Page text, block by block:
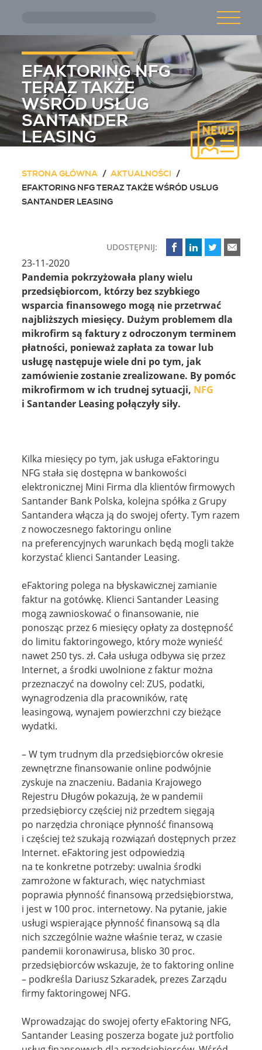
AKTUALNOŚCI
OFERTA
KARIERA
ZALOGUJ
EFAKTORING NFG
TERAZ TAKŻE
WŚRÓD USŁUG
SANTANDER
LEASING
STRONA GŁÓWNA
AKTUALNOŚCI
EFAKTORING NFG TERAZ TAKŻE WŚRÓD USŁUG
SANTANDER LEASING
UDOSTĘPNIJ:
23-11-2020
Pandemia pokrzyżowała plany wielu
przedsiębiorcom, którzy bez szybkiego
wsparcia finansowego mogą nie przetrwać
najbliższych miesięcy. Dużym problemem dla
mikrofirm są faktury z odroczonym terminem
płatności, ponieważ zapłata za towar lub
usługę następuje wiele dni po tym, jak
zamówienie zostanie zrealizowane. By pomóc
mikrofirmom w ich trudnej sytuacji, NFG
i Santander Leasing połączyły siły.
Kilka miesięcy po tym, jak usługa eFaktoringu
NFG stała się dostępna w bankowości
elektronicznej Mini Firma dla klientów firmowych
Santander Bank Polska, kolejna spółka z Grupy
Santandera włącza ją do swojej oferty. Tym razem
z nowoczesnego faktoringu online
na preferencyjnych warunkach będą mogli także
korzystać klienci Santander Leasing.
eFaktoring polega na błyskawicznej zamianie
faktur na gotówkę. Klienci Santander Leasing
mogą zawnioskować o finansowanie, nie
ponosząc przez 6 miesięcy opłaty za dostępność
do limitu faktoringowego, który może wynieść
nawet 250 tys. zł. Cała usługa odbywa się przez
Internet, a środki uwolnione z faktur można
przeznaczyć na dowolny cel: ZUS, podatki,
wynagrodzenia dla pracowników, ratę
leasingową, wynajem powierzchni czy bieżące
wydatki.
– W tym trudnym dla przedsiębiorców okresie
zewnętrzne finansowanie online podwójnie
zyskuje na znaczeniu. Badania Krajowego
Rejestru Długów pokazują, że w pandemii
przedsiębiorcy częściej niż przedtem sięgają
po narzędzia chroniące płynność finansową
i częściej też szukają rozwiązań dostępnych przez
Internet. eFaktoring jest odpowiedzią
na te konkretne potrzeby: uwalnia środki
zamrożone w fakturach, więc natychmiast
poprawia płynność finansową przedsiębiorstwa,
i jest w 100 proc. internetowy. Na pytanie, jakie
usługi wspierające płynność finansową są dla
nich szczególnie ważne właśnie teraz, w czasie
pandemii koronawirusa, blisko 30 proc.
przedsiębiorców wskazuje, że to faktoring online
– podkreśla Dariusz Szkaradek, prezes Zarządu
firmy faktoringowej NFG.
Wprowadzając do swojej oferty eFaktoring NFG,
Santander Leasing poszerza bogate już portfolio